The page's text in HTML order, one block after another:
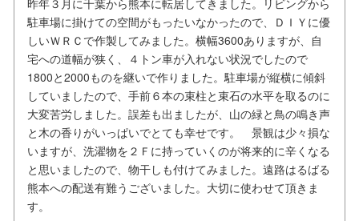
昨年３月に千葉から熊本に転居してきました。リビングから
駐車場に掛けての空間がもったいなかったので、ＤＩＹに優
しいＷＲＣで作製してみました。横幅3600ありますが、自
宅への道幅が狭く、４トン車が入れない状況でしたので
1800と2000ものを継いで作りました。駐車場が縦横に傾斜
していましたので、手前６本の束柱と束石の水平を取るのに
大変苦労しました。誤差も出ましたが、山の緑と鳥の鳴き声
と木の香りがいっぱいでとても幸せです。 景観は少々損な
いますが、洗濯物を２Ｆに持っていくのが将来的に辛くなる
と思いましたので、物干しも付けてみました。遠路はるばる
熊本への配送有難うございました。大切に使わせて頂きま
す。